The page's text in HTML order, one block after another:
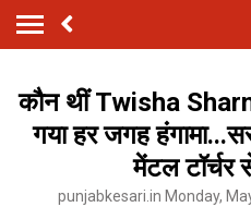
कौन थीं Twisha
गया हर जगह
मेंटल टॉर्चर
punjabkesari.in Monday,